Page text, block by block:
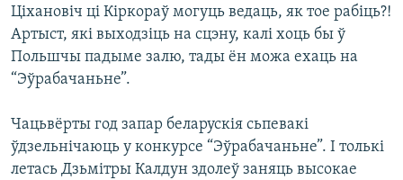
Ціхановіч ці Кіркораў могуць ведаць, як тое рабіць?!
Артыст, які выходзіць на сцэну, калі хоць бы ў
Польшчы падыме залю, тады ён можа ехаць на
“Эўрабачаньне”.
Чацьвёрты год запар беларускія сьпевакі
ўдзельнічаюць у конкурсе “Эўрабачаньне”. І толькі
летась Дзьмітры Калдун здолеў заняць высокае